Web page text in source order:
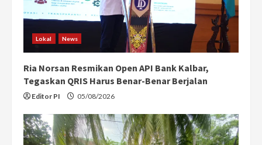
Lokal News
Ria Norsan Resmikan Open API Bank Kalbar,
Tegaskan QRIS Harus Benar-Benar Berjalan
Editor PI 05/08/2026